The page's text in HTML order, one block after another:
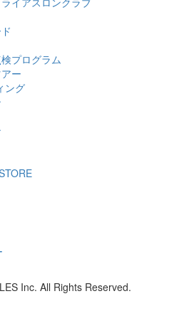
プログラム
ー
ング
Inc. All Rights Reserved.